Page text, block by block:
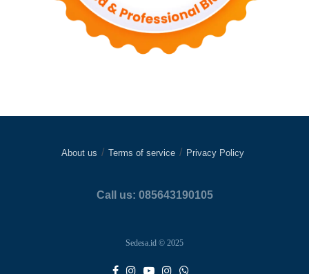
About us Terms of service Privacy Policy
Call us: 085643190105
Sedesa.id © 2025